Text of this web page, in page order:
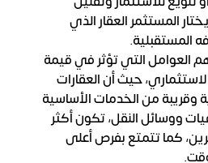
المستثمر العقار الذي
المستقبلية.
العوامل التي تؤثر في قيمة
حيث أن العقارات
وقريبة من الخدمات الأساسية
ووسائل النقل، تكون أكثر
كما تتمتع بفرص أعلى